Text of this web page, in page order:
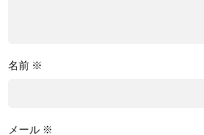
名前 ※
メール ※